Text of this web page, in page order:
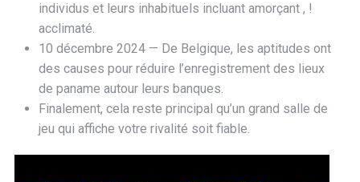
individus et leurs inhabituels incluant amorçant , !
acclimaté.
10 décembre 2024 — De Belgique, les aptitudes ont
des causes pour réduire l’enregistrement des lieux
de paname autour leurs banques.
Finalement, cela reste principal qu’un grand salle de
jeu qui affiche votre rivalité soit fiable.